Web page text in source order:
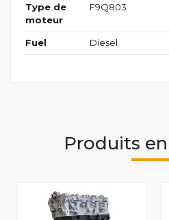
Type de
moteur
F9Q803
Fuel Diesel
Produits